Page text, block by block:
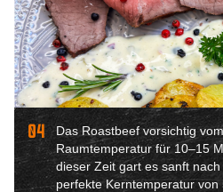
04
Das Roastbeef vorsichtig
Raumtemperatur für 10–15
dieser Zeit gart es sanft
perfekte Kerntemperatur von